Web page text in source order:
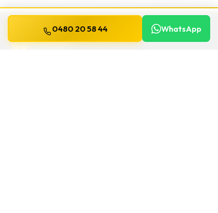
WILLEMS
0480 20 58 44 WhatsApp